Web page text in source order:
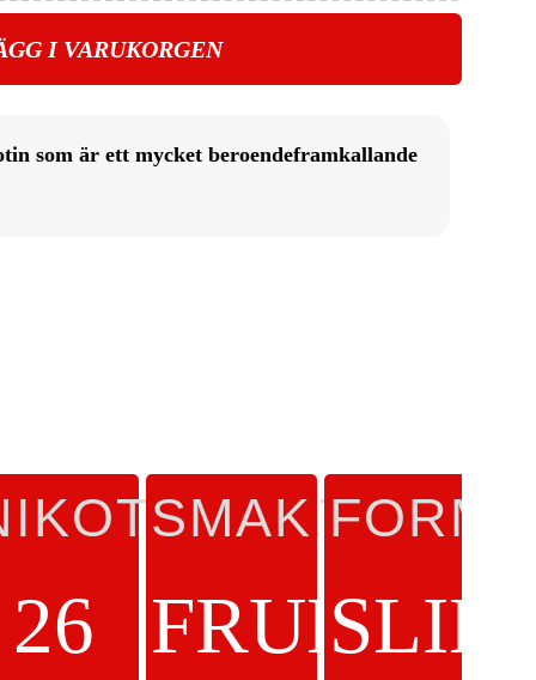
I VARUKORGEN
som är ett mycket beroendeframkallande
26
SMAK
FRUKT
SLIM